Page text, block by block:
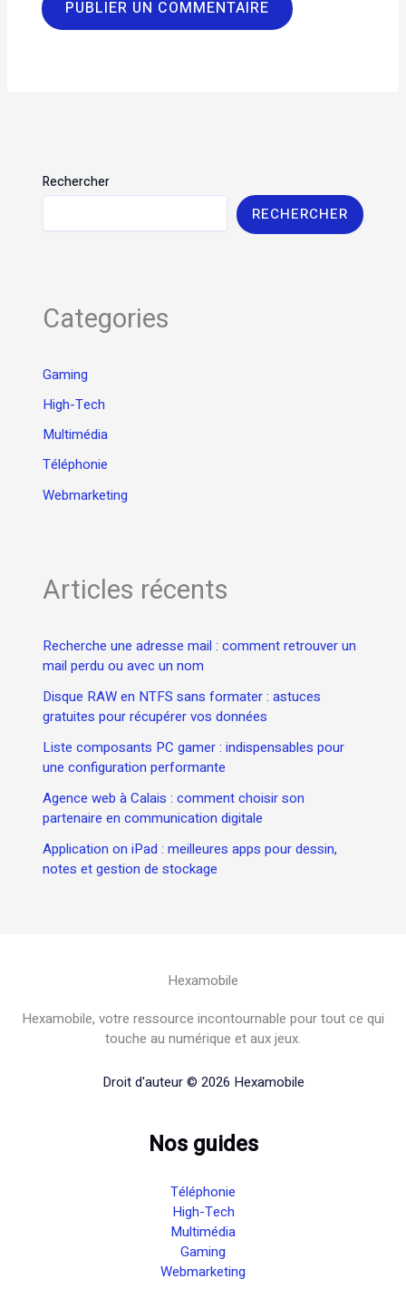
Rechercher
RECHERCHER
Categories
Gaming
High-Tech
Multimédia
Téléphonie
Webmarketing
Articles récents
Recherche une adresse mail : comment retrouver un
mail perdu ou avec un nom
Disque RAW en NTFS sans formater : astuces
gratuites pour récupérer vos données
Liste composants PC gamer : indispensables pour
une configuration performante
Agence web à Calais : comment choisir son
partenaire en communication digitale
Application on iPad : meilleures apps pour dessin,
notes et gestion de stockage
Hexamobile
Hexamobile, votre ressource incontournable pour tout ce qui
touche au numérique et aux jeux.
Droit d'auteur © 2026 Hexamobile
Nos guides
Téléphonie
High-Tech
Multimédia
Gaming
Webmarketing